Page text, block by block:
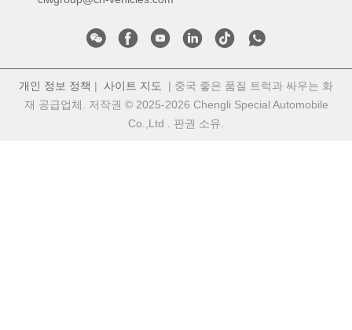
개인 정보 정책 | 사이트 지도
| 중국 좋은 품질 트럭과 싸우는 화
재 공급업체. 저작권 © 2025-2026 Chengli Special Automobile
Co.,Ltd . 판권 소유.